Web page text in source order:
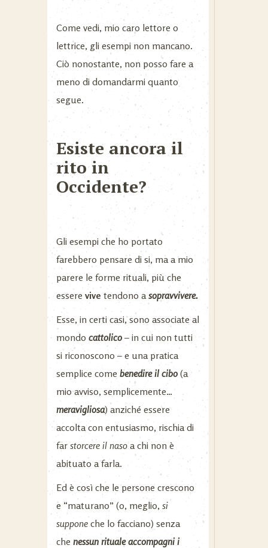
Come vedi, mio caro lettore o
lettrice, gli esempi non mancano.
Ciò nonostante, non posso fare a
meno di domandarmi quanto
segue.
Esiste ancora il
rito in
Occidente?
Gli esempi che ho portato
farebbero pensare di si, ma a mio
parere le forme rituali, più che
essere vive tendono a sopravvivere.
Esse, in certi casi, sono associate al
mondo cattolico – in cui non tutti
si riconoscono – e una pratica
semplice come benedire il cibo (a
mio avviso, semplicemente…
meravigliosa) anziché essere
accolta con entusiasmo, rischia di
far storcere il naso a chi non è
abituato a farla.
Ed è così che le persone crescono
e “maturano” (o, meglio, si
suppone che lo facciano) senza
che nessun rituale accompagni i